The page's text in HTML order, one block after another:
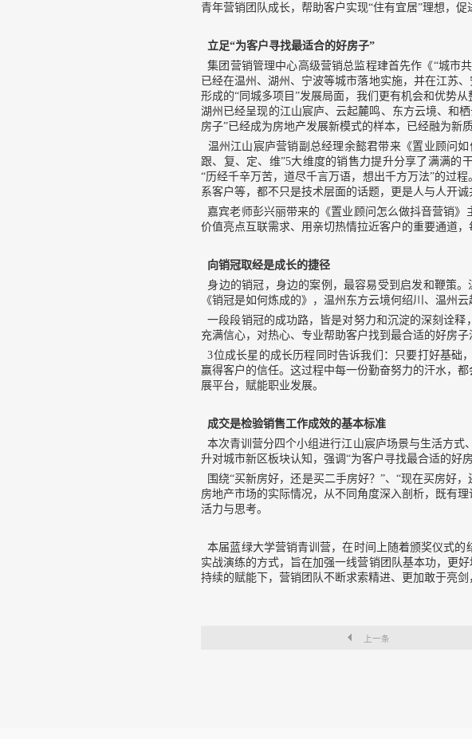
青年营销团队成长，帮助客户实现“住有宜居”理想，
立足“为客户寻找最适合的好房子”
集团营销管理中心高级营销总监程珒首先作《“城市
已经在温州、湖州、宁波等城市落地实施，并在江苏
形成的“同城多项目”发展局面，我们更有机会和优势
湖州已经呈现的江山宸庐、云起麓鸣、东方云境、和
房子”已经成为房地产发展新模式的样本，已经融为新质
温州江山宸庐营销副总经理余懿君带来《置业顾问
跟、复、定、维”5大维度的销售力提升分享了满满的
“历经千辛万苦，道尽千言万语，想出千方万法”的过
系客户等，都不只是技术层面的话题，更是人与人开
嘉宾老师彭兴丽带来的《置业顾问怎么做抖音营销
价值亮点互联需求、用亲切热情拉近客户的重要通道
向销冠取经是成长的捷径
身边的销冠，身边的案例，最容易受到启发和鞭策
《销冠是如何炼成的》，温州东方云境何绍川、温州
一段段销冠的成功路，皆是对努力和沉淀的深刻诠
充满信心，对热心、专业帮助客户找到最合适的好房子
3位成长星的成长历程同时告诉我们：只要打好基础
赢得客户的信任。这过程中每一份勤奋努力的汗水，
展平台，赋能职业发展。
成交是检验销售工作成效的基本标准
本次青训营分四个小组进行江山宸庐场景与生活方
升对城市新区板块认知，强调“为客户寻找最合适的好
围绕“买新房好，还是买二手房好？”、“现在买房好
房地产市场的实际情况，从不同角度深入剖析，既有
活力与思考。
本届蓝绿大学营销青训营，在时间上随着颁奖仪式
实战演练的方式，旨在加强一线营销团队基本功，更
持续的赋能下，营销团队不断求索精进、更加敢于亮
上一条